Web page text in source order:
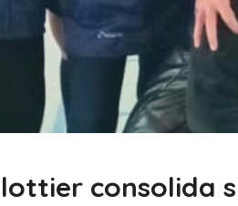
consolida